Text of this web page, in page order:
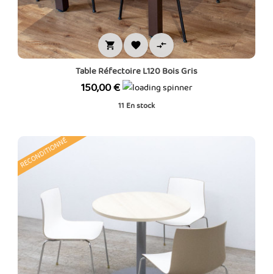
  
Table Réfectoire L120 Bois Gris
Prix
150,00 €
11 En stock
RECONDITIONNÉ